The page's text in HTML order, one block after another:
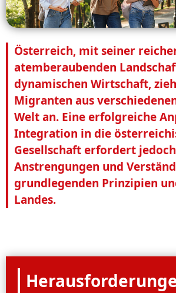
Österreich, mit seiner
atemberaubenden
dynamischen Wirtschaft,
Migranten aus
Welt an. Eine erfolgreiche
Integration in die
Gesellschaft erfordert jedoch
Anstrengungen und
grundlegenden Prinzipien
Landes.